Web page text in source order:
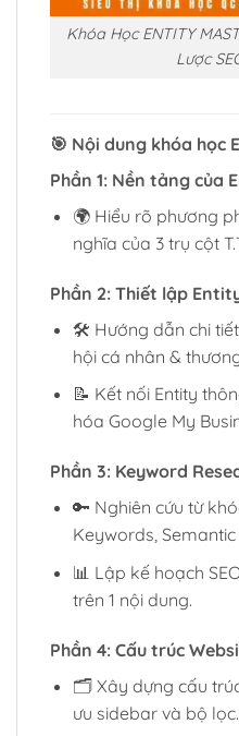
Khóa Học ENTITY
Lược
🎯 Nội dung khóa học
Phần 1: Nền tảng của
🌍 Hiểu rõ phương
nghĩa của 3 trụ cột
Phần 2: Thiết lập
🛠 Hướng dẫn chi
hội cá nhân &
📝 Kết nối Entity
hóa Google My
Phần 3: Keyword
🔑 Nghiên cứu từ
Keywords,
📊 Lập kế hoạch
trên 1 nội dung.
Phần 4: Cấu trúc
🗂 Xây dựng cấu
ưu sidebar và bộ lọc.